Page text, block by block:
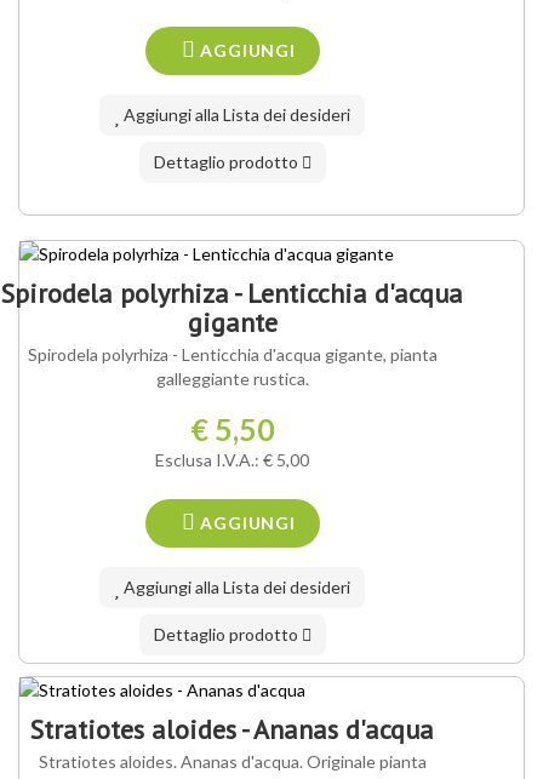
AGGIUNGI
Aggiungi alla Lista dei desideri
Dettaglio prodotto
Spirodela polyrhiza - Lenticchia d'acqua
gigante
Spirodela polyrhiza - Lenticchia d'acqua gigante, pianta
galleggiante rustica.
€ 5,50
Esclusa I.V.A.: € 5,00
AGGIUNGI
Aggiungi alla Lista dei desideri
Dettaglio prodotto
Stratiotes aloides - Ananas d'acqua
Stratiotes aloides. Ananas d'acqua. Originale pianta